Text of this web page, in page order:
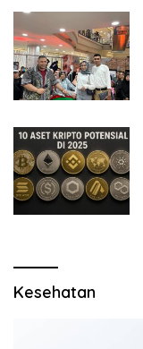
Kesehatan